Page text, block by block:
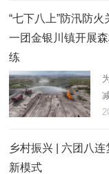
“七下八上”防汛防
一团金银川镇开展
练
乡村振兴 | 六团八连
新模式